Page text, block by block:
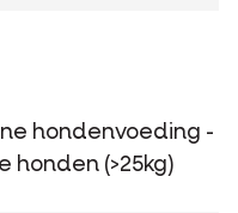
hondenvoeding -
honden (>25kg)